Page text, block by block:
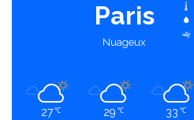
Paris
Nuageux
27 ℃ 29 ℃ 33 ℃